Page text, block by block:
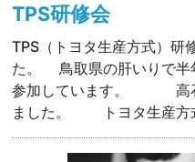
TPS研修会
TPS（トヨタ生産方式）研
た。 鳥取県の肝いりで半
参加しています。 高石
ました。 トヨタ生産方